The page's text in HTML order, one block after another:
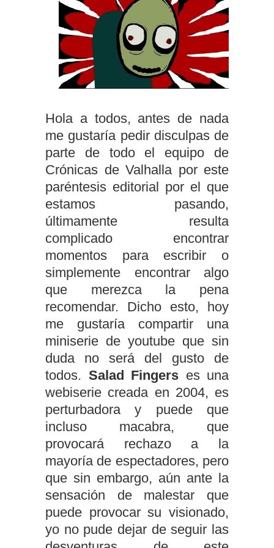
Hola a todos, antes de nada
me gustaría pedir disculpas de
parte de todo el equipo de
Crónicas de Valhalla por este
paréntesis editorial por el que
estamos pasando,
últimamente resulta
complicado encontrar
momentos para escribir o
simplemente encontrar algo
que merezca la pena
recomendar. Dicho esto, hoy
me gustaría compartir una
miniserie de youtube que sin
duda no será del gusto de
todos. Salad Fingers es una
webiserie creada en 2004, es
perturbadora y puede que
incluso macabra, que
provocará rechazo a la
mayoría de espectadores, pero
que sin embargo, aún ante la
sensación de malestar que
puede provocar su visionado,
yo no pude dejar de seguir las